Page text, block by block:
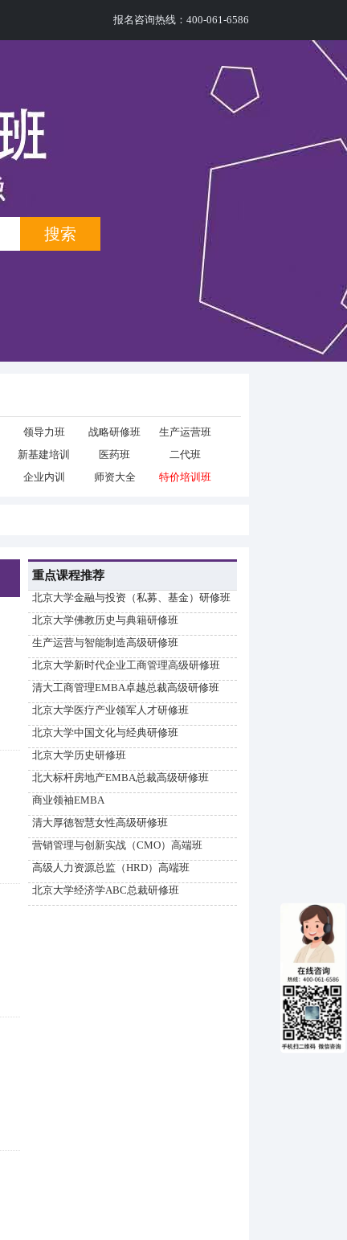
报名咨询热线：400-061-6586
领导力班 战略研修班
生产运营班
新基建培训 医药班
二代班
企业内训 师资大全 特价培训班
重点课程推荐
北京大学金融与投资（私募、基金）研修班
北京大学佛教历史与典籍研修班
生产运营与智能制造高级研修班
北京大学新时代企业工商管理高级研修班
清大工商管理EMBA卓越总裁高级研修班
北京大学医疗产业领军人才研修班
北京大学中国文化与经典研修班
北京大学历史研修班
北大标杆房地产EMBA总裁高级研修班
商业领袖EMBA
清大厚德智慧女性高级研修班
营销管理与创新实战（CMO）高端班
高级人力资源总监（HRD）高端班
北京大学经济学ABC总裁研修班